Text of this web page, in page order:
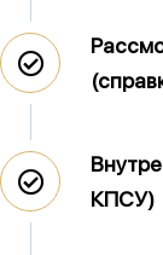
КПСУ)